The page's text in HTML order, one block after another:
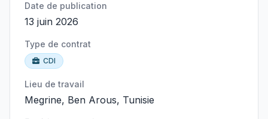
Date de publication
13 juin 2026
Type de contrat
CDI
Lieu de travail
Megrine, Ben Arous, Tunisie